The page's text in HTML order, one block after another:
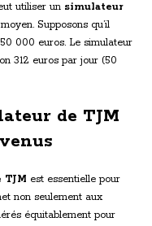
utiliser un simulateur
Supposons qu’il
000 euros. Le simulateur
312 euros par jour (50
de TJM
TJM est essentielle pour
non seulement aux
équitablement pour